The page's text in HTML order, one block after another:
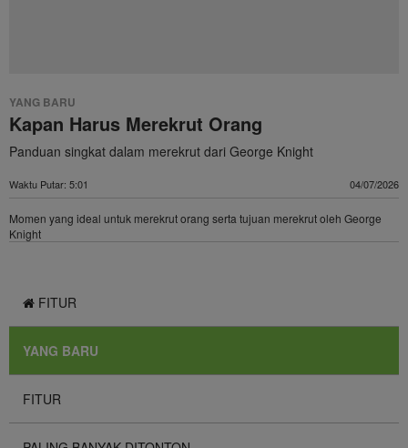
YANG BARU
Kapan Harus Merekrut Orang
Panduan singkat dalam merekrut dari George Knight
Waktu Putar: 5:01 04/07/2026
Momen yang ideal untuk merekrut orang serta tujuan merekrut oleh George
Knight
FITUR
YANG BARU
FITUR